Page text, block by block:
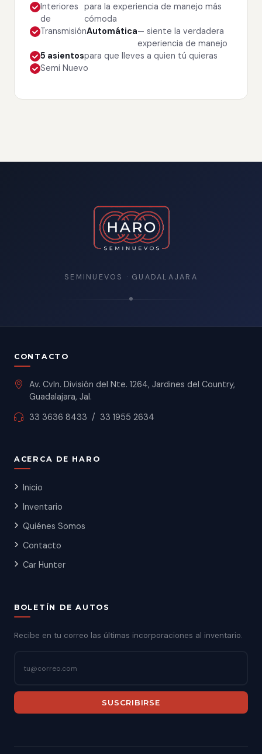
Interiores
de
para la experiencia de manejo más
cómoda
TransmisiónAutomática— siente la verdadera
experiencia de manejo
5 asientospara que lleves a quien tú quieras
Semi Nuevo
SEMINUEVOS · GUADALAJARA
CONTACTO
Av. Cvln. División del Nte. 1264, Jardines del Country,
Guadalajara, Jal.
33 3636 8433 / 33 1955 2634
ACERCA DE HARO
Inicio
Inventario
Quiénes Somos
Contacto
Car Hunter
BOLETÍN DE AUTOS
Recibe en tu correo las últimas incorporaciones al inventario.
SUSCRIBIRSE